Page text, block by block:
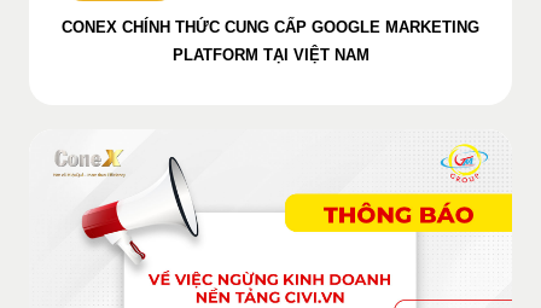
CONEX CHÍNH THỨC CUNG CẤP GOOGLE MARKETING
PLATFORM TẠI VIỆT NAM